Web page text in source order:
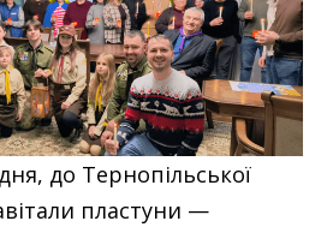
до Тернопільської
пластуни —